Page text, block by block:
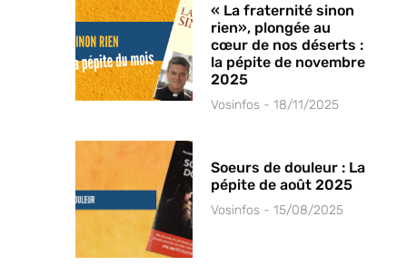
« La fraternité sinon
rien», plongée au
cœur de nos déserts :
la pépite de novembre
2025
Vosinfos 18/11/2025
Soeurs de douleur : La
pépite de août 2025
Vosinfos 15/08/2025